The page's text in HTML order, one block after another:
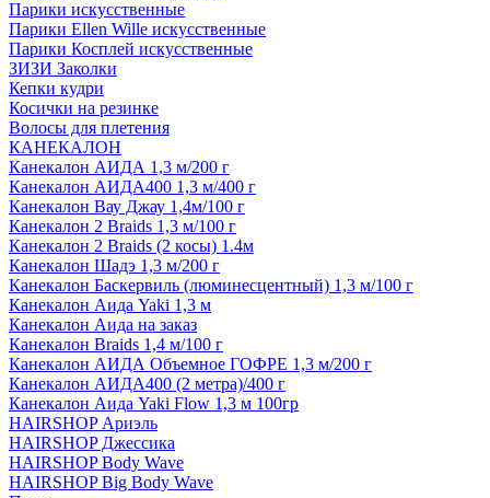
Парики искусственные
Парики Ellen Wille искусственные
Парики Косплей искусственные
ЗИЗИ Заколки
Кепки кудри
Косички на резинке
Волосы для плетения
КАНЕКАЛОН
Канекалон АИДА 1,3 м/200 г
Канекалон АИДА400 1,3 м/400 г
Канекалон Вау Джау 1,4м/100 г
Канекалон 2 Braids 1,3 м/100 г
Канекалон 2 Braids (2 косы) 1.4м
Канекалон Шадэ 1,3 м/200 г
Канекалон Баскервиль (люминесцентный) 1,3 м/100 г
Канекалон Аида Yaki 1,3 м
Канекалон Аида на заказ
Канекалон Braids 1,4 м/100 г
Канекалон АИДА Объемное ГОФРЕ 1,3 м/200 г
Канекалон АИДА400 (2 метра)/400 г
Канекалон Аида Yaki Flow 1,3 м 100гр
HAIRSHOP Ариэль
HAIRSHOP Джессика
HAIRSHOP Body Wave
HAIRSHOP Big Body Wave